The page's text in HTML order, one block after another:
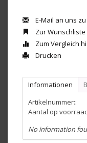
E-Mail an uns
Zur
Zum Vergleich
Drucken
Informationen
Artikelnummer::
Aantal op
No information